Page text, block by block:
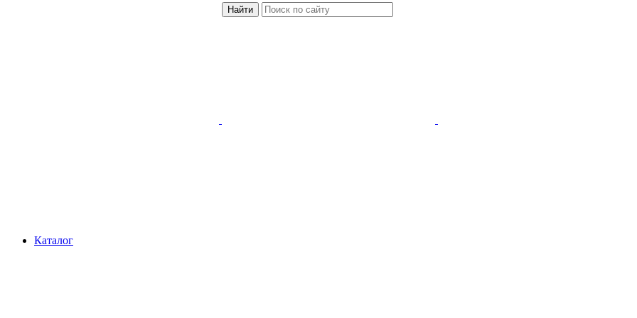
Найти
Каталог